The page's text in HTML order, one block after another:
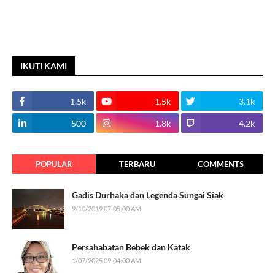
IKUTI KAMI
1.5k 1.5k 3.1k
500 1.8k 4.2k
POPULAR TERBARU COMMENTS
Gadis Durhaka dan Legenda Sungai Siak
9/10/2019 07:05:00 AM
Persahabatan Bebek dan Katak
1/07/2025 09:04:00 AM